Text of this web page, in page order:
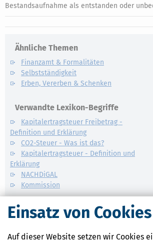
Einsatz von Cookies
Auf dieser Website setzen wir Cookies
Bestandsaufnahme als entstanden oder
Ähnliche Themen
Finanzamt & Formalitäten
Selbstständigkeit
Erben, Vererben & Schenken
Verwandte Lexikon-Begriffe
Kapitalertragsteuer Freibetrag -
Definition und Erklärung
CO2-Steuer - Was ist das?
Kapitalertragsteuer - Definition und
Erklärung
NACHDiGAL
Kommission